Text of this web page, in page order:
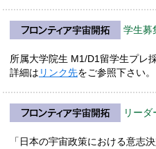
学生募
所属大学院生 M1/D1留学生プレ
詳細は リンク先をご参照下さい。
リー
「日本の宇宙政策における意志